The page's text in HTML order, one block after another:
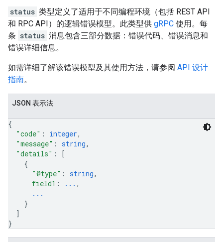
status 类型定义了适用于不同编程环境（包括 REST API
和 RPC API）的逻辑错误模型。此类型供 gRPC 使用。每
条 status 消息包含三部分数据：错误代码、错误消息和
错误详细信息。
如需详细了解该错误模型及其使用方法，请参阅 API 设计
指南。
JSON 表示法
{
"code" : integer,
"message" : string,
"details" :
[
{
"@type" : string,
field1 : ... ,
...
}
]
}